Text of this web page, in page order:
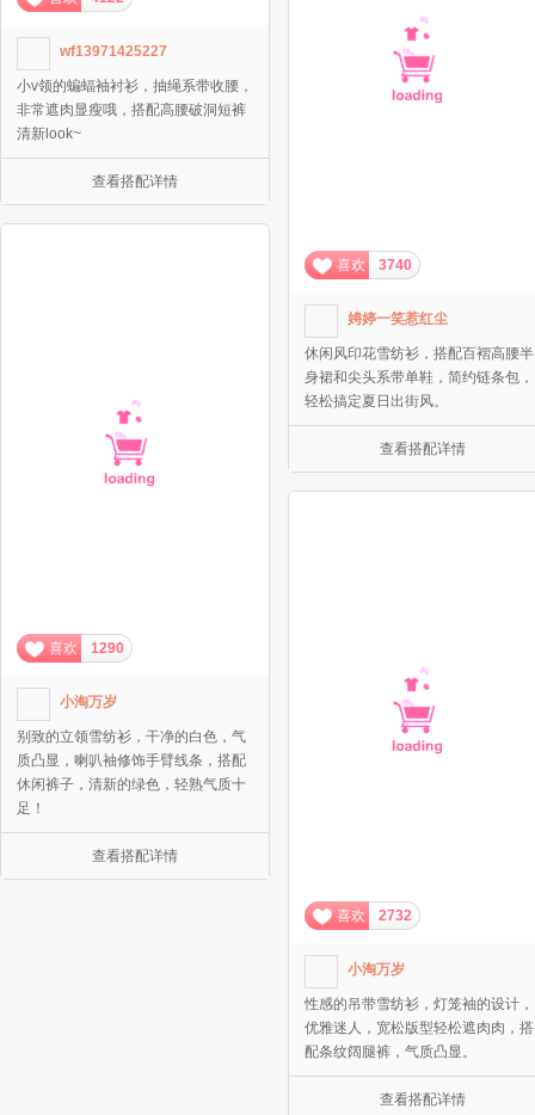
wf13971425227
小v领的蝙蝠袖衬衫，抽绳系带收腰，
非常遮肉显瘦哦，搭配高腰破洞短裤
清新look~
查看搭配详情
喜欢 3740
娉婷一笑惹红尘
休闲风印花雪纺衫，搭配百褶高腰半
身裙和尖头系带单鞋，简约链条包，
轻松搞定夏日出街风。
查看搭配详情
喜欢 1290
小淘万岁
别致的立领雪纺衫，干净的白色，气
质凸显，喇叭袖修饰手臂线条，搭配
休闲裤子，清新的绿色，轻熟气质十
足！
查看搭配详情
喜欢 2732
小淘万岁
性感的吊带雪纺衫，灯笼袖的设计，
优雅迷人，宽松版型轻松遮肉肉，搭
配条纹阔腿裤，气质凸显。
查看搭配详情